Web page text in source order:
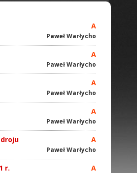
A
Paweł Warłycho
A
Paweł Warłycho
A
Paweł Warłycho
A
Paweł Warłycho
A
Paweł Warłycho
A
r.